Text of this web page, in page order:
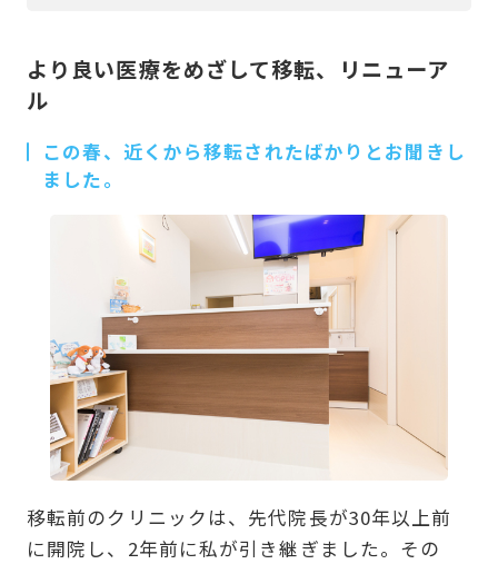
より良い医療をめざして移転、リニューア
ル
この春、近くから移転されたばかりとお聞きし
ました。
移転前のクリニックは、先代院長が30年以上前
に開院し、2年前に私が引き継ぎました。その